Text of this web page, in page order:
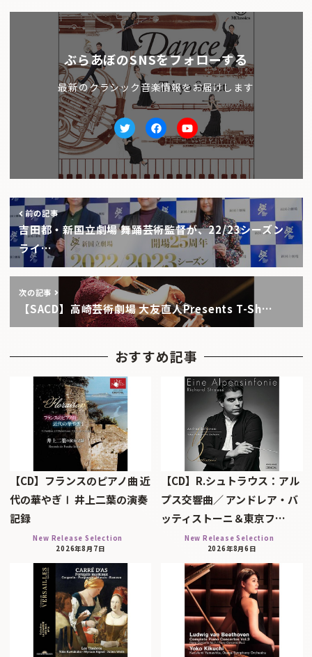
ぶらあぼのSNSをフォローする
最新のクラシック音楽情報をお届けします
TwitterfacebookYoutube
前の記事
吉田都・新国立劇場 舞踊芸術監督が、22/23シーズン
ライ…
次の記事
【SACD】高崎芸術劇場 大友直人Presents T-Sh…
おすすめ記事
【CD】フランスのピアノ曲 近
代の華やぎⅠ 井上二葉の演奏
記録
New Release Selection
2026年8月7日
【CD】R.シュトラウス：アル
プス交響曲／ アンドレア・バ
ッティストーニ＆東京フ…
New Release Selection
2026年8月6日